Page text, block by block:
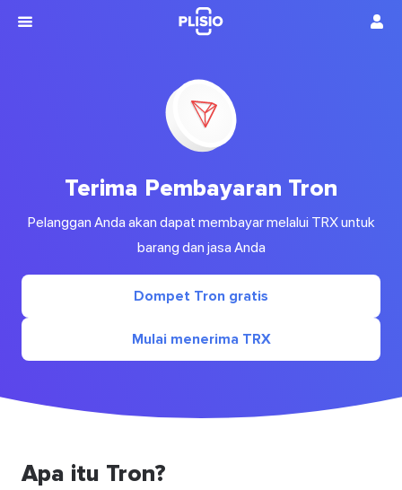
Terima Pembayaran Tron
Pelanggan Anda akan dapat membayar melalui TRX untuk
barang dan jasa Anda
Dompet Tron gratis
Mulai menerima TRX
Apa itu Tron?